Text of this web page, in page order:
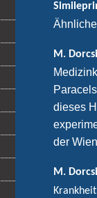
M.
dieses
der
M.